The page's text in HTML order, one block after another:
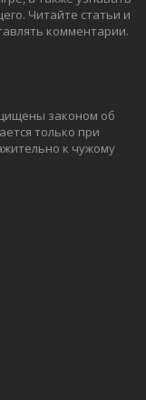
Читайте статьи и
комментарии.
законом об
только при
к чужому